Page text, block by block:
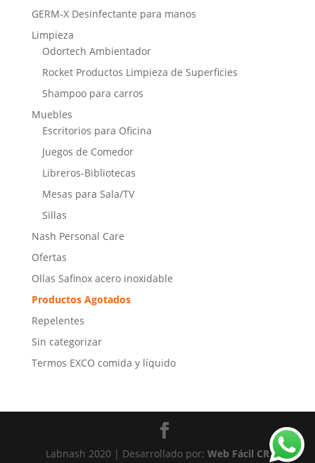
GERM-X Desinfectante para manos
Limpieza
Odortech Ambientador
Rocket Productos Limpieza de Superficies
Shampoo para carros
Muebles
Escritorios para Oficina
Juegos de Comedor
Libreros-Bibliotecas
Mesas para Sala/TV
Sillas
Nash Personal Care
Ofertas
Ollas Safinox acero inoxidable
Productos Agotados
Repelentes
Sin categorizar
Termos EXCO comida y líquido
Labnash 2020 | Desarrollado por: Web Fácil CR